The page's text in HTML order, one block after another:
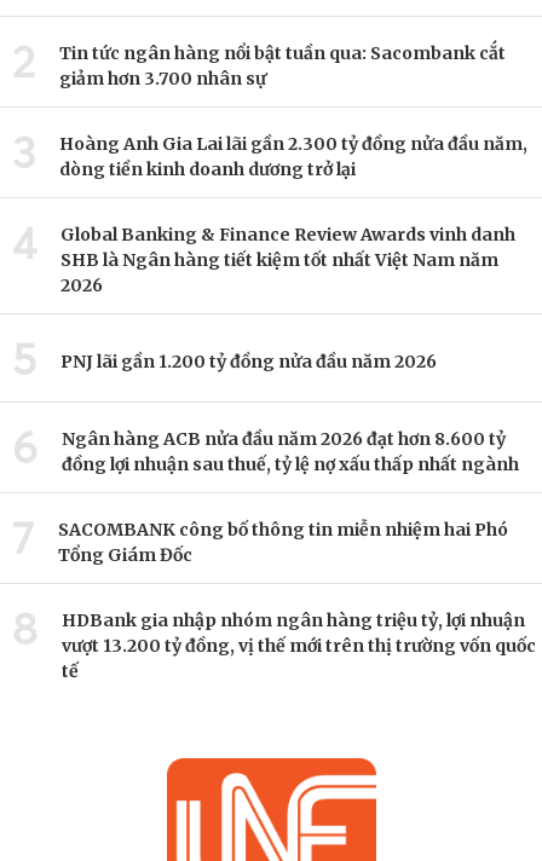
2
Tin tức ngân hàng nổi bật tuần qua: Sacombank cắt
giảm hơn 3.700 nhân sự
3
Hoàng Anh Gia Lai lãi gần 2.300 tỷ đồng nửa đầu năm,
dòng tiền kinh doanh dương trở lại
4
Global Banking & Finance Review Awards vinh danh
SHB là Ngân hàng tiết kiệm tốt nhất Việt Nam năm
2026
5 PNJ lãi gần 1.200 tỷ đồng nửa đầu năm 2026
6
Ngân hàng ACB nửa đầu năm 2026 đạt hơn 8.600 tỷ
đồng lợi nhuận sau thuế, tỷ lệ nợ xấu thấp nhất ngành
7
SACOMBANK công bố thông tin miễn nhiệm hai Phó
Tổng Giám Đốc
8
HDBank gia nhập nhóm ngân hàng triệu tỷ, lợi nhuận
vượt 13.200 tỷ đồng, vị thế mới trên thị trường vốn quốc
tế